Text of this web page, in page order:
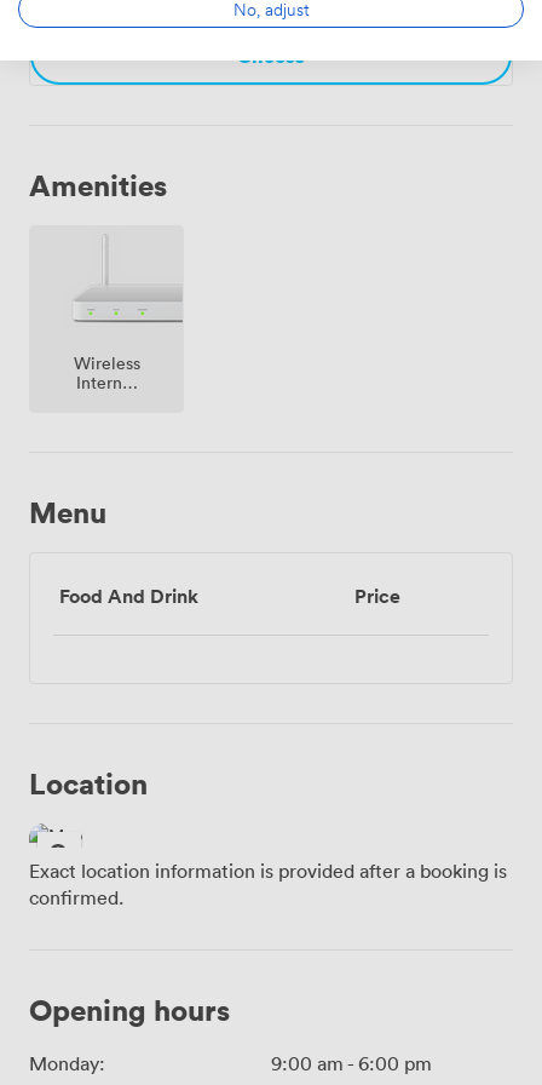
professioneller Tagungskultur.
Choose
Amenities
Wireless
Internet
Menu
Food And Drink Price
Location
Exact location information is provided after a booking is
confirmed.
Opening hours
Monday: 9:00 am - 6:00 pm
No, adjust